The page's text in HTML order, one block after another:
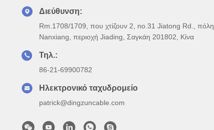
Διεύθυνση:
Rm.1708/1709, που χτίζουν 2, no.31 Jiatong Rd., πόλη
Nanxiang, περιοχή Jiading, Σαγκάη 201802, Κίνα
Τηλ.:
86-21-69900782
Ηλεκτρονικό ταχυδρομείο
patrick@dingzuncable.com